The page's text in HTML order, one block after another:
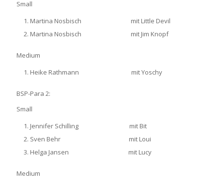
Small
Martina Nosbisch mit Little Devil
Martina Nosbisch mit Jim Knopf
Medium
Heike Rathmann mit Yoschy
BSP-Para 2:
Small
Jennifer Schilling mit Bit
Sven Behr mit Loui
Helga Jansen mit Lucy
Medium